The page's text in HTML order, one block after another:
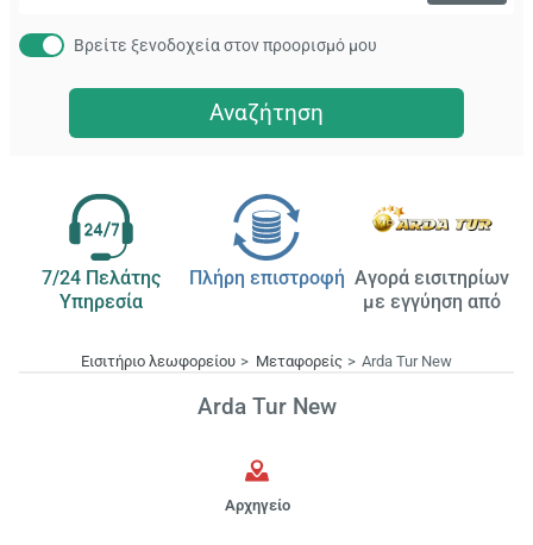
Βρείτε ξενοδοχεία στον προορισμό μου
Αναζήτηση
7/24 Πελάτης
Υπηρεσία
Πλήρη επιστροφή Αγορά εισιτηρίων
με εγγύηση από
Εισιτήριο λεωφορείου Μεταφορείς Arda Tur New
Arda Tur New
Αρχηγείο